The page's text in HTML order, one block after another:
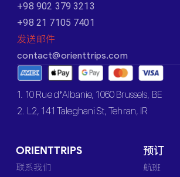
+98 902 379 3213
+98 21 7105 7401
发送邮件
contact@orienttrips.com
1. 10 Rue d’Albanie, 1060 Brussels, BE
2. L2, 141 Taleghani St, Tehran, IR
ORIENTTRIPS
联系我们
预订
航班